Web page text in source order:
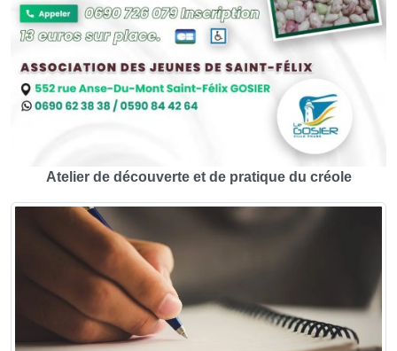
Atelier de découverte et de pratique du créole